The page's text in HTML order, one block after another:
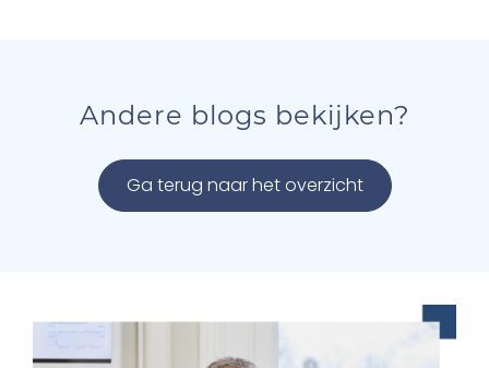
Andere blogs bekijken?
Ga terug naar het overzicht